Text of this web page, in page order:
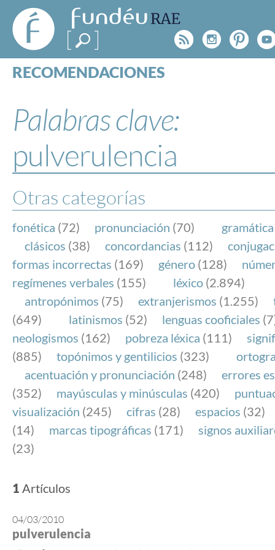
FundéuRAE
- Fundación
del Español
Urgente
Rss
RECOMENDACIONES
ESPECIALES
BLOG
NOTICIAS
FundéuRAE es una fundación patrocinada por la
y la Real Academia Española, cuyo objetivo es
el buen uso del español en los medios de
Internet.
Palabras clave:
pulverulencia
Otras categorías
fonética (72) pronunciación (70) gramática
clásicos (38) concordancias (112)
formas incorrectas (169) género (128)
regímenes verbales (155) léxico (2.894)
antropónimos (75) extranjerismos (1.255)
(649)
latinismos (52) lenguas cooficiales
neologismos (162) pobreza léxica (111)
(885)
topónimos y gentilicios (323)
acentuación y pronunciación (248)
errores
(352)
mayúsculas y minúsculas (420)
visualización (245) cifras (28) espacios (32)
(14)
marcas tipográficas (171)
signos
(23)
1 Artículos
04/03/2010
pulverulencia